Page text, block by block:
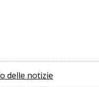
delle notizie